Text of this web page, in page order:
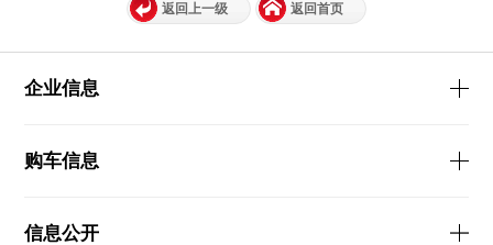
返回上一级 返回首页
企业信息
购车信息
信息公开